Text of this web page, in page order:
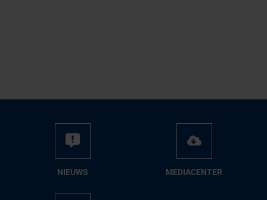
NIEUWS ME­DIA­CEN­TER